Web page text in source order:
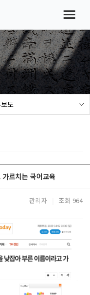
도
르치는 국어교육
관리자 | 조회 964